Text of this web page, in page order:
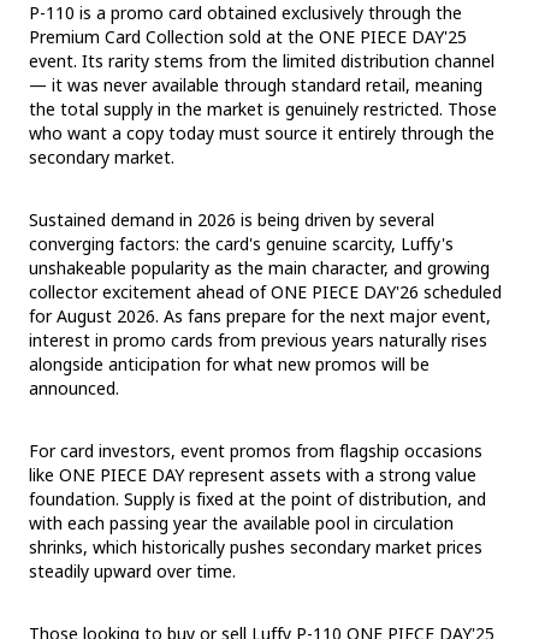
P-110 is a promo card obtained exclusively through the
Premium Card Collection sold at the ONE PIECE DAY'25
event. Its rarity stems from the limited distribution channel
— it was never available through standard retail, meaning
the total supply in the market is genuinely restricted. Those
who want a copy today must source it entirely through the
secondary market.
Sustained demand in 2026 is being driven by several
converging factors: the card's genuine scarcity, Luffy's
unshakeable popularity as the main character, and growing
collector excitement ahead of ONE PIECE DAY'26 scheduled
for August 2026. As fans prepare for the next major event,
interest in promo cards from previous years naturally rises
alongside anticipation for what new promos will be
announced.
For card investors, event promos from flagship occasions
like ONE PIECE DAY represent assets with a strong value
foundation. Supply is fixed at the point of distribution, and
with each passing year the available pool in circulation
shrinks, which historically pushes secondary market prices
steadily upward over time.